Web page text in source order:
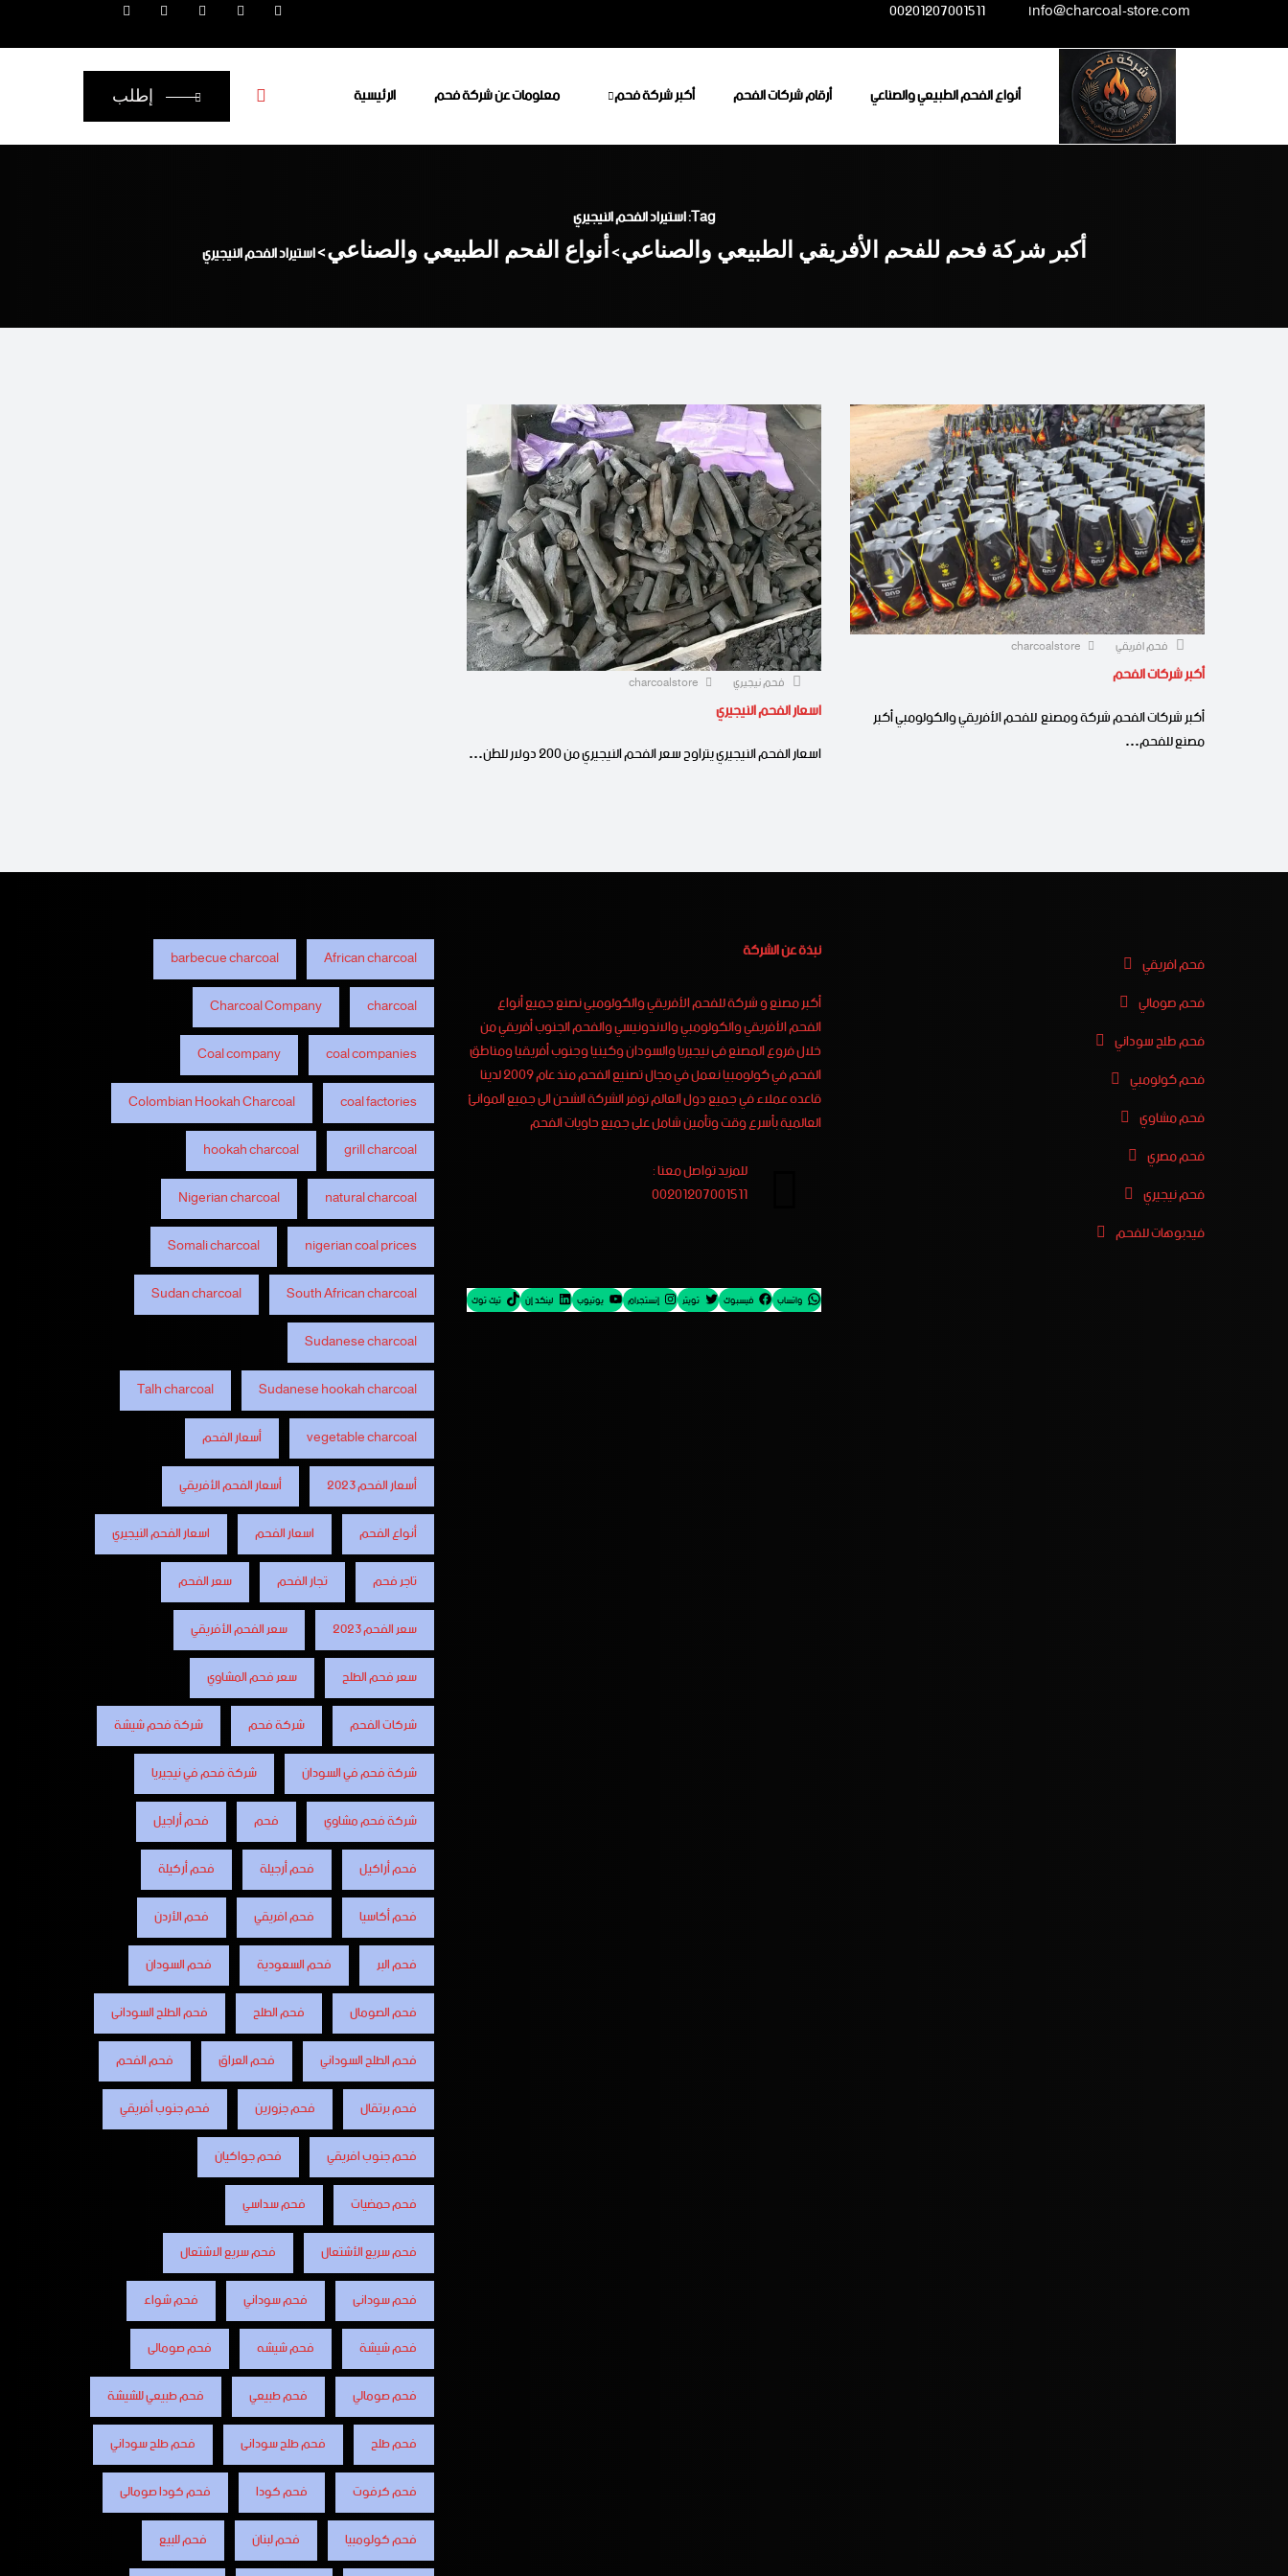
content
info@charcoal-store.com
00201207001511
الرئيسية معلومات عن شركة فحم أكبر شركة فحم أرقام شركات الفحم أنواع الفحم الطبيعي والصناعي إطلب
Tag: استيراد الفحم النيجيري
أكبر شركة فحم للفحم الأفريقي الطبيعي والصناعي>أنواع الفحم الطبيعي والصناعي>استيراد الفحم النيجيري
فحم افريقي
أكبر شركات الفحم
أكبر شركات الفحم شركة ومصنع للفحم الأفريقي والكولومبي أكبر
مصنع للفحم…
فحم نيجيري
اسعار الفحم النيجيري
اسعار الفحم النيجيري يتراوح سعر الفحم النيجيري من 200 دولار للطن…
فحم افريقي
فحم صومالي
فحم طلح سوداني
فحم كولومبي
فحم مشاوي
فحم مصري
فحم نيجيري
فيدبوهات للفحم
نبذة عن الشركة
أكبر مصنع و شركة للفحم الأفريقي والكولومبي نصنع جميع أنواع
الفحم الأفريقي والكولومبي والاندونيسي والفحم الجنوب أفريقي من
خلال فروع المصنع فى نيجيريا والسودان وكينيا وجنوب أفريقيا ومناطق
الفحم في كولومبيا نعمل في مجال تصنيع الفحم منذ عام 2009 لدينا
قاعده عملاء في جميع دول العالم توفر الشركة الشحن الى جميع الموانئ
العالمية بأسرع وقت وتأمين شامل على جميع حاويات الفحم
للمزيد تواصل معنا :
00201207001511
واتساب فيسبوك تويتر إنستجرام يوتيوب لينكد إن تيك توك
African charcoal
barbecue charcoal
charcoal
Charcoal Company
coal companies
Coal company
coal factories
Colombian Hookah Charcoal
grill charcoal
hookah charcoal
natural charcoal
Nigerian charcoal
nigerian coal prices
Somali charcoal
South African charcoal
Sudan charcoal
Sudanese charcoal
Sudanese hookah charcoal
Talh charcoal
vegetable charcoal
أسعار الفحم
أسعار الفحم 2023
أسعار الفحم الأفريقي
أنواع الفحم
اسعار الفحم
اسعار الفحم النيجيري
تاجر فحم
تجار الفحم
سعر الفحم
سعر الفحم 2023
سعر الفحم الأفريقي
سعر فحم الطلح
سعر فحم المشاوي
شركات الفحم
شركة فحم
شركة فحم شيشة
شركة فحم في السودان
شركة فحم في نيجيريا
شركة فحم مشاوي
فحم
فحم أراجيل
فحم أراكيل
فحم أرجيلة
فحم أركيلة
فحم أكاسيا
فحم افريقي
فحم الأردن
فحم البر
فحم السعودية
فحم السودان
فحم الصومال
فحم الطلح
فحم الطلح السودانى
فحم الطلح السوداني
فحم العراق
فحم الفحم
فحم برتقال
فحم جزورين
فحم جنوب أفريقي
فحم جنوب افريقي
فحم جواكيان
فحم حمضيات
فحم سداسي
فحم سريع الأشتعال
فحم سريع الاشتعال
فحم سودانى
فحم سوداني
فحم شواء
فحم شيشة
فحم شيشه
فحم صومالى
فحم صومالي
فحم طبيعي
فحم طبيعي للشيشة
فحم طلح
فحم طلح سودانى
فحم طلح سوداني
فحم كرفوت
فحم كودا
فحم كودا صومالى
فحم كولومبيا
فحم لبنان
فحم للبيع